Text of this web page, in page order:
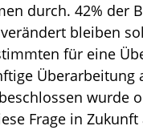
durch. 42% der
bleiben
für eine
Überarbeitung
wurde
Frage in Zukunft